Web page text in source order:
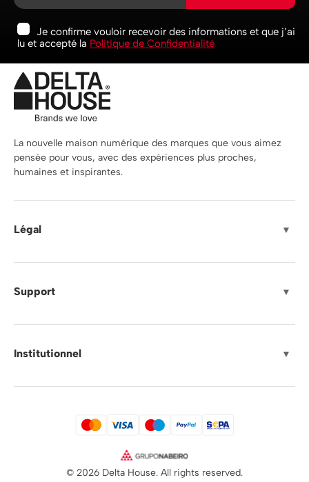
Je confirme vouloir recevoir des informations et que j’ai
lu et accepté la Politique de Confidentialité
La nouvelle maison numérique des marques que vous aimez
pensée pour vous, avec des expériences plus proches,
humaines et inspirantes.
Légal ▼
Support ▼
Institutionnel ▼
© 2026 Delta House. All rights reserved.